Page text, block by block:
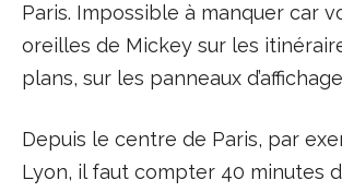
Paris. Impossible à manquer car
oreilles de Mickey sur les
plans, sur les panneaux
Depuis le centre de Paris, par
Lyon, il faut compter 40 minutes